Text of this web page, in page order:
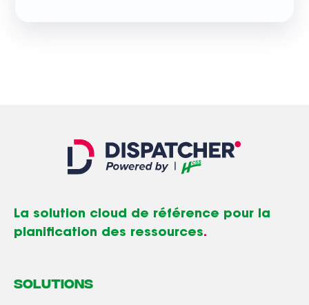
La solution cloud de référence pour la
planification des ressources.
SOLUTIONS